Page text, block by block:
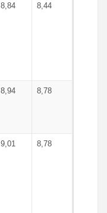
8,84 8,44
8,94 8,78
9,01 8,78